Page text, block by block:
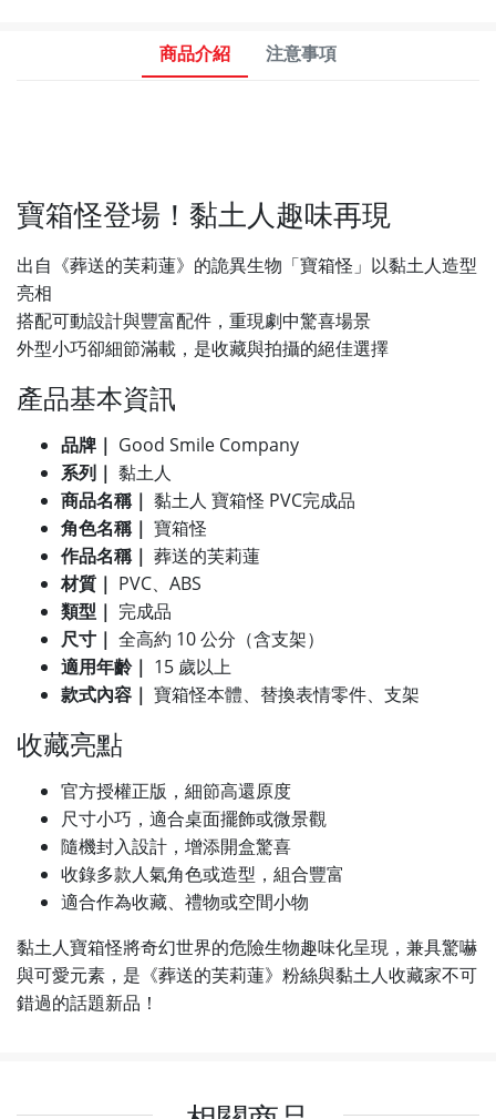
商品介紹 注意事項
寶箱怪登場！黏土人趣味再現
出自《葬送的芙莉蓮》的詭異生物「寶箱怪」以黏土人造型
亮相
搭配可動設計與豐富配件，重現劇中驚喜場景
外型小巧卻細節滿載，是收藏與拍攝的絕佳選擇
產品基本資訊
品牌｜ Good Smile Company
系列｜ 黏土人
商品名稱｜ 黏土人 寶箱怪 PVC完成品
角色名稱｜ 寶箱怪
作品名稱｜ 葬送的芙莉蓮
材質｜ PVC、ABS
類型｜ 完成品
尺寸｜ 全高約 10 公分（含支架）
適用年齡｜ 15 歲以上
款式內容｜ 寶箱怪本體、替換表情零件、支架
收藏亮點
官方授權正版，細節高還原度
尺寸小巧，適合桌面擺飾或微景觀
隨機封入設計，增添開盒驚喜
收錄多款人氣角色或造型，組合豐富
適合作為收藏、禮物或空間小物
黏土人寶箱怪將奇幻世界的危險生物趣味化呈現，兼具驚嚇
與可愛元素，是《葬送的芙莉蓮》粉絲與黏土人收藏家不可
錯過的話題新品！